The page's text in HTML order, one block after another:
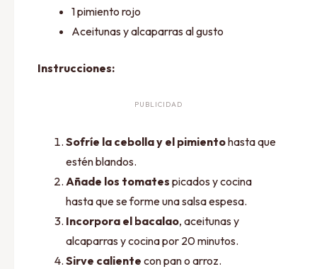
1 pimiento rojo
Aceitunas y alcaparras al gusto
Instrucciones:
PUBLICIDAD
Sofríe la cebolla y el pimientohasta que
estén blandos.
Añade los tomates picados y cocina
hasta que se forme una salsa espesa.
Incorpora el bacalao, aceitunas y
alcaparras y cocina por 20 minutos.
Sirve caliente con pan o arroz.